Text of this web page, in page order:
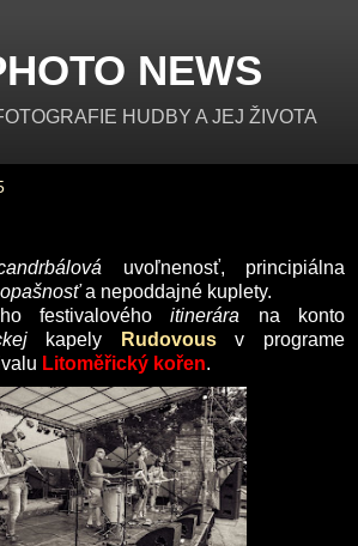
NEWS
HUDBY A JEJ ŽIVOTA
uvoľnenosť, principiálna
a nepoddajné kuplety.
festivalovéhoitinerára na konto
kapely Rudovousv programe
Litoměřický kořen.